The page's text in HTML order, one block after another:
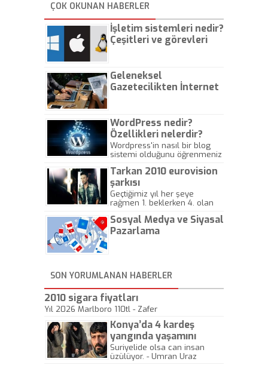
ÇOK OKUNAN HABERLER
İşletim sistemleri nedir?
Çeşitleri ve görevleri
Geleneksel
Gazetecilikten İnternet
WordPress nedir?
Özellikleri nelerdir?
Wordpress'in nasıl bir blog
sistemi olduğunu öğrenmeniz
Tarkan 2010 eurovision
şarkısı
Geçtiğimiz yıl her şeye
rağmen 1. beklerken 4. olan
gösterisinin bu yarışmada
önemli olmadığını anlamıştır.
Sosyal Medya ve Siyasal
Pazarlama
SON YORUMLANAN HABERLER
2010 sigara fiyatları
Yıl 2026 Marlboro 110tl - Zafer
Konya’da 4 kardeş
yangında yaşamını
yitirdi
Suriyelide olsa can insan
üzülüyor. - Umran Uraz